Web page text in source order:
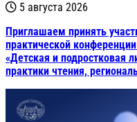
5 августа 2026
Приглашаем принять
практической
«Детская и подростковая
практики чтения,